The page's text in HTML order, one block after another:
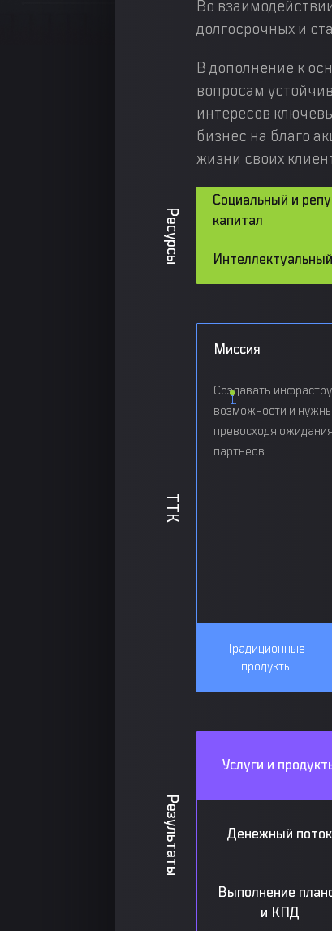
Во
долгосрочных и
В дополнение к
вопросам
интересов
бизнес на благо
жизни своих
Ресурсы
Социальный и
капитал
ТТК
Миссия
Создавать
возможности и
превосходя
партнеов
Традиционные
продукты
Результаты
Услуги и
Денежный поток
Выполнение
и КПД